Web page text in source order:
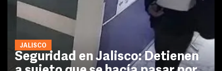
JALISCO
Seguridad en Jalisco: Detienen